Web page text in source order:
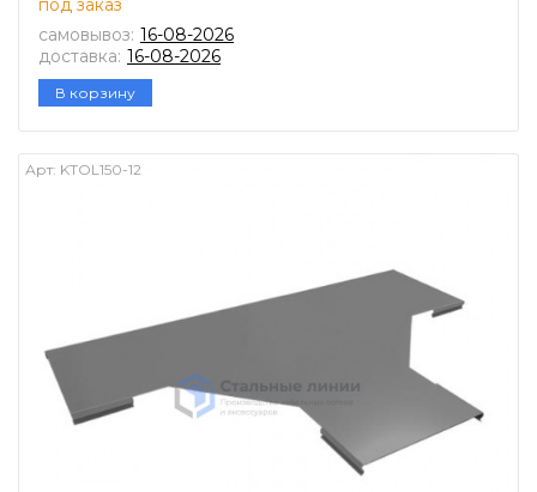
под заказ
самовывоз: 16-08-2026
доставка: 16-08-2026
В корзину
Арт: KTOL150-12